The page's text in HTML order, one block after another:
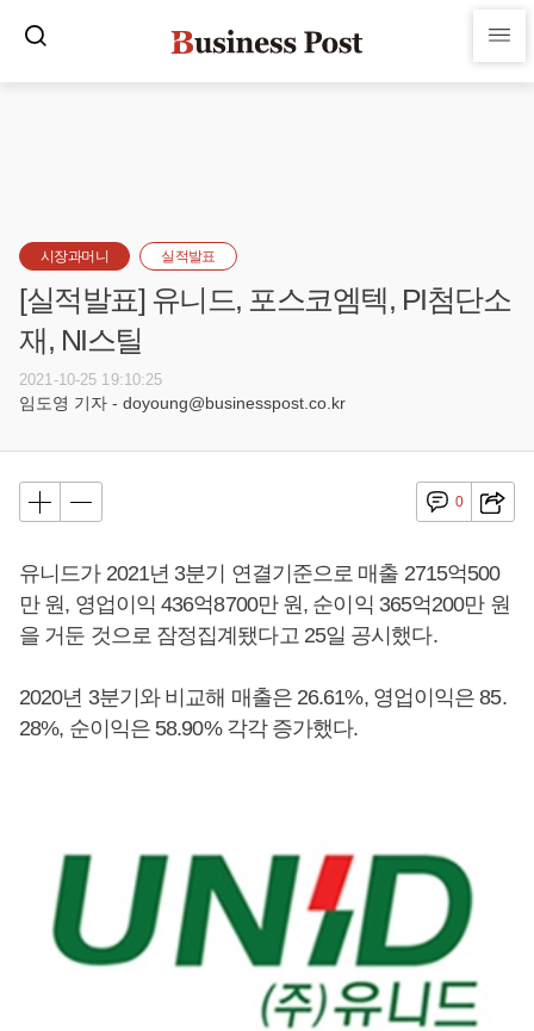
시장과머니 실적발표
[실적발표] 유니드, 포스코엠텍, PI첨단소
재, NI스틸
2021-10-25 19:10:25
임도영 기자 - doyoung@businesspost.co.kr
0
유니드가 2021년 3분기 연결기준으로 매출 2715억500
만 원, 영업이익 436억8700만 원, 순이익 365억200만 원
을 거둔 것으로 잠정집계됐다고 25일 공시했다.
2020년 3분기와 비교해 매출은 26.61%, 영업이익은 85.
28%, 순이익은 58.90% 각각 증가했다.